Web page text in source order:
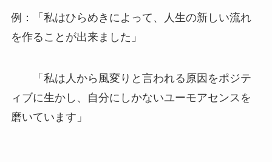
例：「私はひらめきによって、人生の新しい流れ
を作ることが出来ました」
「私は人から風変りと言われる原因をポジテ
ィブに生かし、自分にしかないユーモアセンスを
磨いています」